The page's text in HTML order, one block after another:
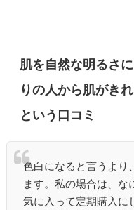
肌を自然な明るさ
りの人から肌がき
という口コミ
色白になると言うより
ます。私の場合は、な
気に入って定期購入に